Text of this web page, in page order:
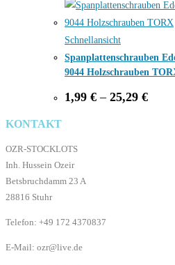
Schnellansicht
Spanplattenschrauben
9044 Holzschrauben
1,99 € – 25,29 €Price
KONTAKT
OZR-STOCKLOTS
Inh. Hussein Ozeir
Betsbruchdamm 23 A
28816 Stuhr
Telefon: +49 172 4370837
E-Mail: ozr@live.de